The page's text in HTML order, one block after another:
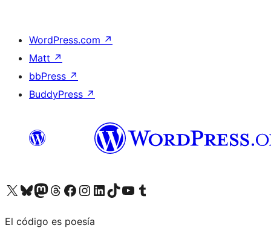
WordPress.com ↗
Matt ↗
bbPress ↗
BuddyPress ↗
Visita nuestra cuenta de X (anteriormente Twitter)
Visita nuestra cuenta de Bluesky
Visita nuestra cuenta de Mastodon
Visita nuestra cuenta de Threads
Visita nuestra página de Facebook
Visita nuestra cuenta de Instagram
Visita nuestra cuenta de LinkedIn
Visita nuestra cuenta de TikTok
Visita nuestro canal de YouTube
Visita nuestra cuenta de Tumblr
El código es poesía